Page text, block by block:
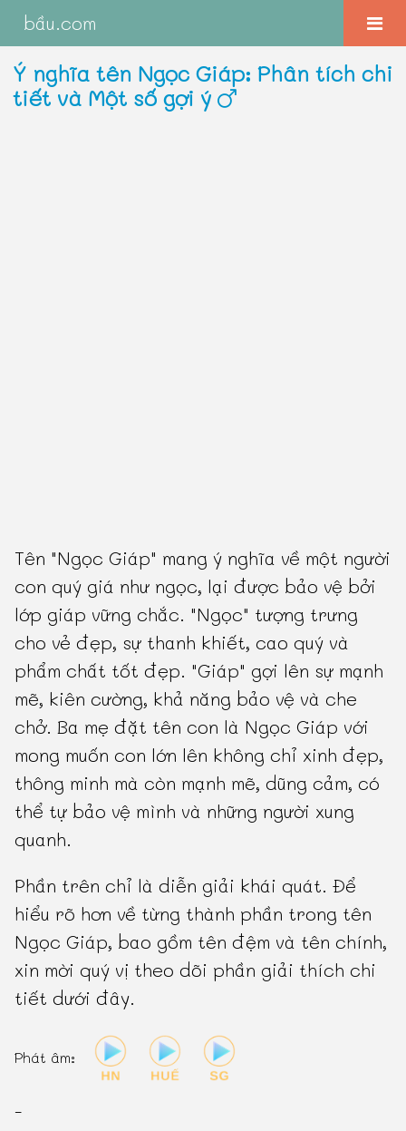
bầu.com
Ý nghĩa tên Ngọc Giáp: Phân tích chi
tiết và Một số gợi ý
Tên "Ngọc Giáp" mang ý nghĩa về một người
con quý giá như ngọc, lại được bảo vệ bởi
lớp giáp vững chắc. "Ngọc" tượng trưng
cho vẻ đẹp, sự thanh khiết, cao quý và
phẩm chất tốt đẹp. "Giáp" gợi lên sự mạnh
mẽ, kiên cường, khả năng bảo vệ và che
chở. Ba mẹ đặt tên con là Ngọc Giáp với
mong muốn con lớn lên không chỉ xinh đẹp,
thông minh mà còn mạnh mẽ, dũng cảm, có
thể tự bảo vệ mình và những người xung
quanh.
Phần trên chỉ là diễn giải khái quát. Để
hiểu rõ hơn về từng thành phần trong tên
Ngọc Giáp, bao gồm tên đệm và tên chính,
xin mời quý vị theo dõi phần giải thích chi
tiết dưới đây.
Phát âm:
-